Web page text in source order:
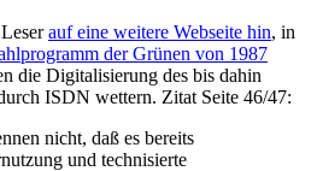
auf eine weitere Webseite hin, in
der Grünen von 1987
die Digitalisierung des bis dahin
ISDN wettern. Zitat Seite 46/47:
nicht, daß es bereits
und technisierte